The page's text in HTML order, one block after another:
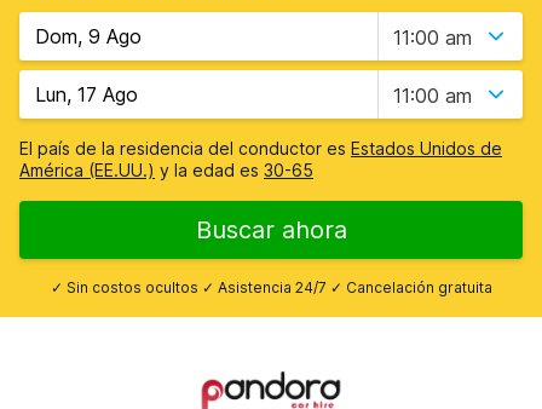
11:00 am
11:00 am
El país de la residencia del conductor es Estados Unidos de
América (EE.UU.) y la edad es 30-65
Buscar ahora
✓ Sin costos ocultos ✓ Asistencia 24/7 ✓ Cancelación gratuita